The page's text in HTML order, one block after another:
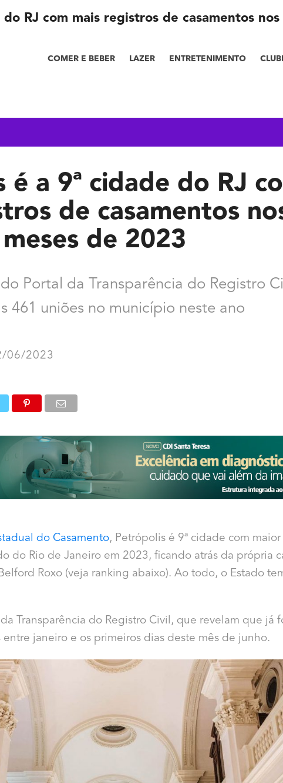
COMER E BEBER LAZER ENTRETENIMENTO
RJ com mais registros de casamentos
é a 9ª cidade do RJ
de casamentos
de 2023
Portal da Transparência do Registro
461 uniões no município neste ano
06/2023
do Casamento, Petrópolis é 9ª cidade com
do Rio de Janeiro em 2023, ficando atrás da própria
Roxo (veja ranking abaixo). Ao todo, o Estado
Transparência do Registro Civil, que revelam que já
janeiro e os primeiros dias deste mês de junho.